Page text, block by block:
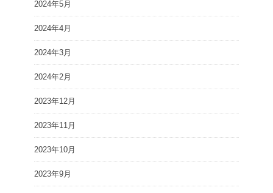
2024年5月
2024年4月
2024年3月
2024年2月
2023年12月
2023年11月
2023年10月
2023年9月